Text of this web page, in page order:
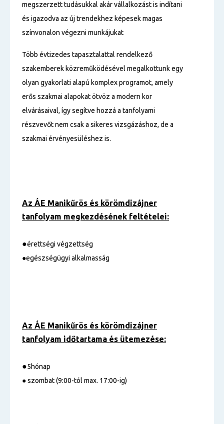
megszerzett tudásukkal akár vállalkozást is indítani
és igazodva az új trendekhez képesek magas
színvonalon végezni munkájukat
Több évtizedes tapasztalattal rendelkező
szakemberek közreműködésével megalkottunk egy
olyan gyakorlati alapú komplex programot, amely
erős szakmai alapokat ötvöz a modern kor
elvárásaival, így segítve hozzá a tanfolyami
részvevőt nem csak a sikeres vizsgázáshoz, de a
szakmai érvényesüléshez is.
Az ÁE Manikűrös és körömdizájner
tanfolyam megkezdésének feltételei:
●érettségi végzettség
●egészségügyi alkalmasság
Az ÁE Manikűrös és körömdizájner
tanfolyam időtartama és ütemezése:
●5hónap
● szombat (9:00-tól max. 17:00-ig)